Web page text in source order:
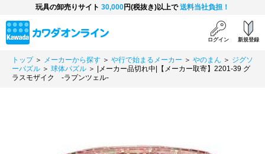
玩具の卸売りサイト 30,000円(税抜き)以上で送料当社負担！
ログイン 新規登録
トップ ＞ メーカーから探す ＞ や行で始まるメーカー ＞ やのまん ＞ ジグソ
ーパズル ＞ 球体パズル ＞ |メーカー品切れ中|【メーカー取寄】2201-39 グ
ラスモザイク ‐ラプンツェル‐